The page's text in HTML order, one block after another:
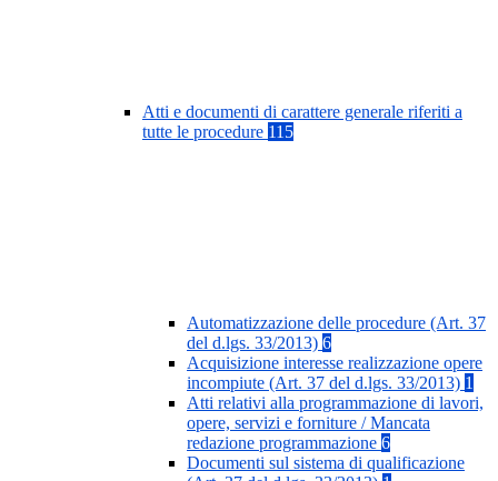
Atti e documenti di carattere generale riferiti a
tutte le procedure 115
Automatizzazione delle procedure (Art. 37
del d.lgs. 33/2013) 6
Acquisizione interesse realizzazione opere
incompiute (Art. 37 del d.lgs. 33/2013) 1
Atti relativi alla programmazione di lavori,
opere, servizi e forniture / Mancata
redazione programmazione 6
Documenti sul sistema di qualificazione